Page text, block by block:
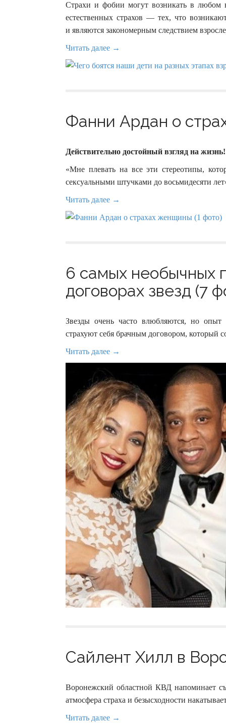
Страхи и фобии могут возникать в любом
естественных страхов — тех, что
и являются закономерным следствием
Читать далее →
Фанни Ардан о
Действительно достойный взгляд на жизнь!
«Мне плевать на все эти стереотипы,
сексуальными штучками до восьмидесяти
Читать далее →
6 самых необычных
договорах звезд (7
Звезды очень часто влюбляются, но
страхуют себя брачным договором, который
Читать далее →
Сайлент Хилл в
Воронежский областной КВД напоминает
атмосфера страха и безысходности
Читать далее →